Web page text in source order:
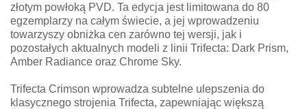
złotym powłoką PVD. Ta edycja jest limitowana do 80
egzemplarzy na całym świecie, a jej wprowadzeniu
towarzyszy obniżka cen zarówno tej wersji, jak i
pozostałych aktualnych modeli z linii Trifecta: Dark Prism,
Amber Radiance oraz Chrome Sky.
Trifecta Crimson wprowadza subtelne ulepszenia do
klasycznego strojenia Trifecta, zapewniając większą